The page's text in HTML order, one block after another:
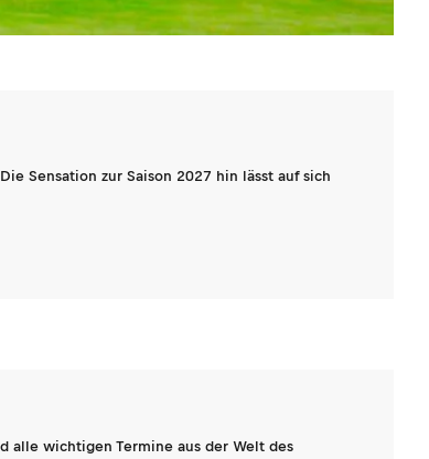
Sensation zur Saison 2027 hin lässt auf sich
alle wichtigen Termine aus der Welt des